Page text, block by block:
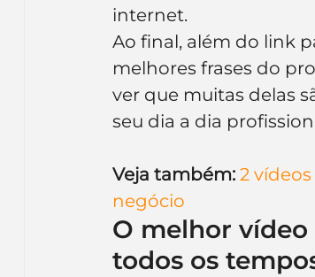
internet.
Ao final, além do link
melhores frases do
ver que muitas delas
seu dia a dia
Veja também: 2
negócio
O melhor
todos os